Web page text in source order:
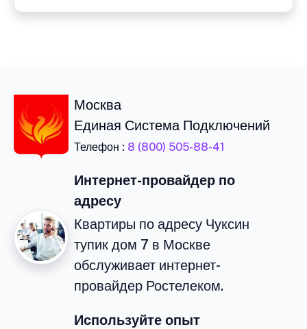
Москва
Единая Система Подключений
Телефон : 8 (800) 505-88-41
Интернет-провайдер по
адресу
Квартиры по адресу Чуксин
тупик дом 7 в Москве
обслуживает интернет-
провайдер Ростелеком.
Используйте опыт